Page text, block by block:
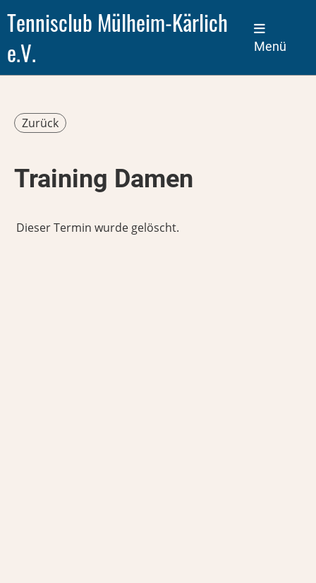
Tennisclub Mülheim-Kärlich
e.V.
Menü
Zurück
Training Damen
Dieser Termin wurde gelöscht.